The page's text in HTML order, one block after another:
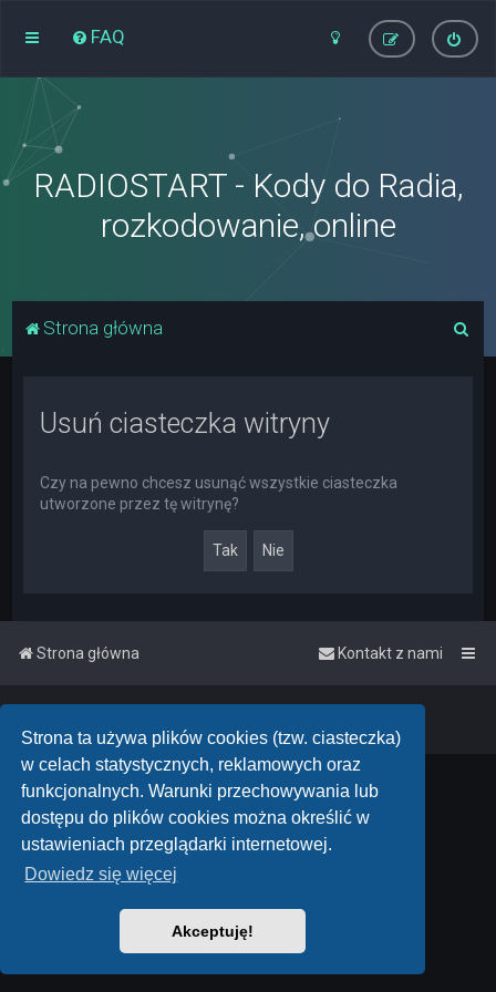
Strona ta używa plików cookies (tzw. ciasteczka)
w celach statystycznych, reklamowych oraz
funkcjonalnych. Warunki przechowywania lub
dostępu do plików cookies można określić w
ustawieniach przeglądarki internetowej.
Dowiedz się więcej
Akceptuję!
FAQ
RADIOSTART - Kody do Radia,
rozkodowanie, online
Strona główna
Usuń ciasteczka witryny
Czy na pewno chcesz usunąć wszystkie ciasteczka
utworzone przez tę witrynę?
Strona główna Kontakt z nami
Powered byphpBB™• Design byPlanetStyles
Polski pakiet językowy dostarcza phpBB.pl